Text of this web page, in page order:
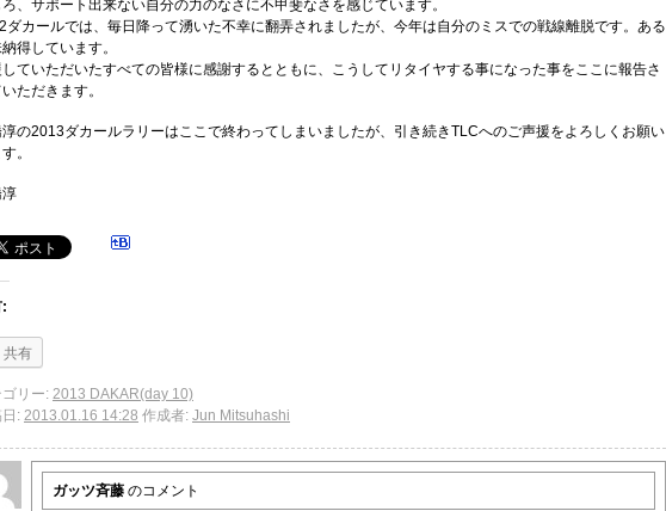
、サポート出来ない自分の力のなさに不甲斐なさを感じています。
ダカールでは、毎日降って湧いた不幸に翻弄されましたが、今年は自分のミスでの戦線離脱です。ある
得しています。
していただいたすべての皆様に感謝するとともに、こうしてリタイヤする事になった事をここに報告さ
ただきます。
の2013ダカールラリーはここで終わってしまいましたが、引き続きTLCへのご声援をよろしくお願い
。
共有
ゴリー: 2013 DAKAR(day 10)
: 2013.01.16 14:28 作成者: Jun Mitsuhashi
ガッツ斉藤 のコメント